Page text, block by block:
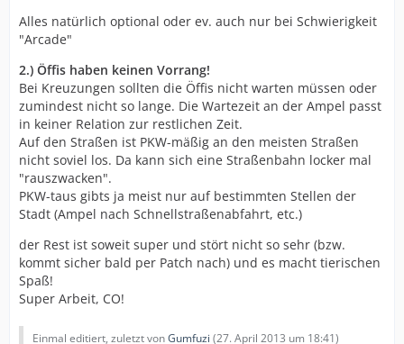
Alles natürlich optional oder ev. auch nur bei Schwierigkeit
"Arcade"
2.) Öffis haben keinen Vorrang!
Bei Kreuzungen sollten die Öffis nicht warten müssen oder
zumindest nicht so lange. Die Wartezeit an der Ampel passt
in keiner Relation zur restlichen Zeit.
Auf den Straßen ist PKW-mäßig an den meisten Straßen
nicht soviel los. Da kann sich eine Straßenbahn locker mal
"rauszwacken".
PKW-taus gibts ja meist nur auf bestimmten Stellen der
Stadt (Ampel nach Schnellstraßenabfahrt, etc.)
der Rest ist soweit super und stört nicht so sehr (bzw.
kommt sicher bald per Patch nach) und es macht tierischen
Spaß!
Super Arbeit, CO!
Einmal editiert, zuletzt vonGumfuzi (27. April 2013 um 18:41)